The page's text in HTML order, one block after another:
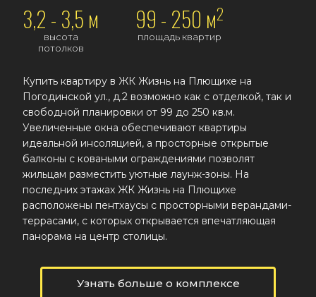
3,2 - 3,5 м
высота
потолков
99 - 250 м2
площадь квартир
Купить квартиру в ЖК Жизнь на Плющихе на
Погодинской ул., д.2 возможно как с отделкой, так и
свободной планировки от 99 до 250 кв.м.
Увеличенные окна обеспечивают квартиры
идеальной инсоляцией, а просторные открытые
балконы с коваными ограждениями позволят
жильцам разместить уютные лаунж-зоны. На
последних этажах ЖК Жизнь на Плющихе
расположены пентхаусы с просторными верандами-
террасами, с которых открывается впечатляющая
панорама на центр столицы.
Узнать больше о комплексе